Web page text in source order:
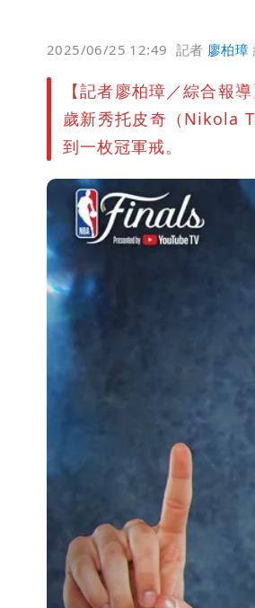
2025/06/25 12:49 記者 廖柏璋
【記者廖柏璋／綜合報
歲新秀托皮奇（Nikola
到一枚冠軍戒。